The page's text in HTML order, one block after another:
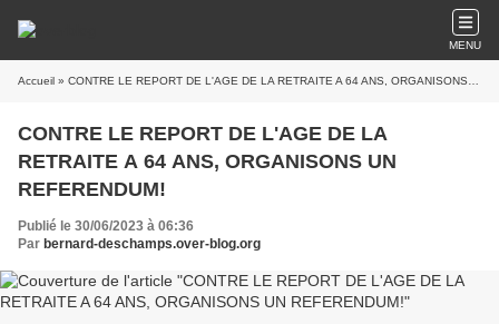
MENU
Accueil » CONTRE LE REPORT DE L'AGE DE LA RETRAITE A 64 ANS, ORGANISONS UN REFERENDUM!
CONTRE LE REPORT DE L'AGE DE LA
RETRAITE A 64 ANS, ORGANISONS UN
REFERENDUM!
Publié le 30/06/2023 à 06:36
Par bernard-deschamps.over-blog.org